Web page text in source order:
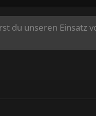
du unseren Einsatz